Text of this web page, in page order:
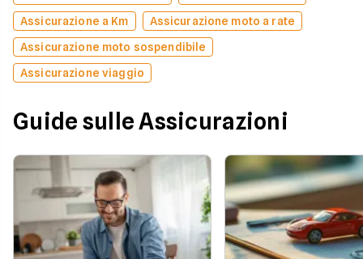
Assicurazione a Km
Assicurazione moto a rate
Assicurazione moto sospendibile
Assicurazione viaggio
Guide sulle Assicurazioni